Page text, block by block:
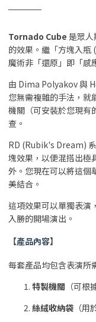
Tornado Cube 是眾
的效果。繼「方塊入
魔術非「還原」即「感
由 Dima Polyakov 與
您無需複雜的手法，就
機關（可安裝於您現有
查。
RD (Rubik's Dream)
塊效果，以便混搭出極
外。您現在可以將這個
美結合。
這項效果可以單獨表演
入勝的開場演出。
【產品內容】
每套產品均包含表演所
特製機關 （可根
絲絨收納袋 （用